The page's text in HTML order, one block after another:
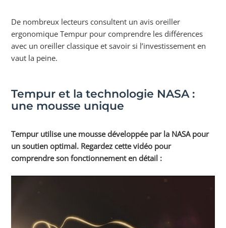
De nombreux lecteurs consultent un avis oreiller
ergonomique Tempur pour comprendre les différences
avec un oreiller classique et savoir si l’investissement en
vaut la peine.
Tempur et la technologie NASA :
une mousse unique
Tempur utilise une mousse développée par la NASA pour
un soutien optimal. Regardez cette vidéo pour
comprendre son fonctionnement en détail :